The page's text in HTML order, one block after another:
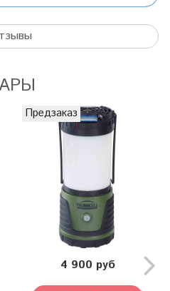
Предзаказ
4 900 руб